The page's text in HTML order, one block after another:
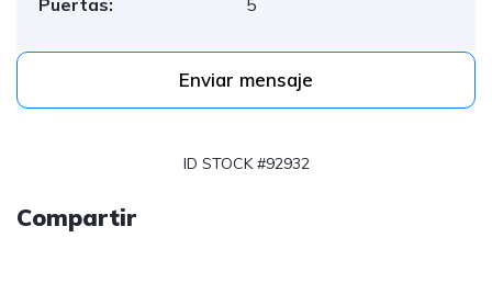
Puertas: 5
Enviar mensaje
ID STOCK #92932
Compartir